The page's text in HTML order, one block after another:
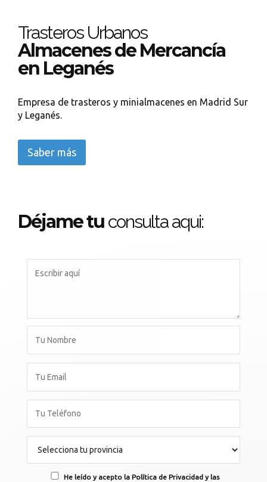
Trasteros Urbanos
Almacenes de Mercancía
en Leganés
Empresa de trasteros y minialmacenes en Madrid Sur
y Leganés.
Saber más
Déjame tu consulta aqui:
He leído y acepto la Política de Privacidad y las